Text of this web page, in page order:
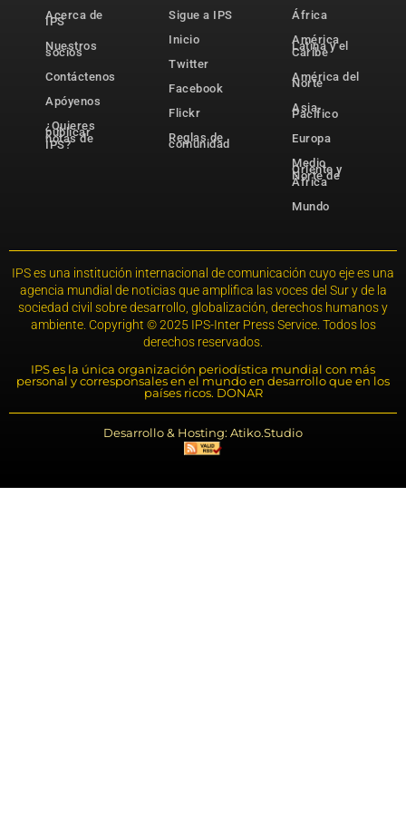
Acerca de
IPS
Nuestros
socios
Contáctenos
Apóyenos
¿Quieres
publicar
notas de
IPS?
Sigue a IPS
Inicio
Twitter
Facebook
Flickr
Reglas de
comunidad
África
América
Latina y el
Caribe
América del
Norte
Asia-
Pacífico
Europa
Medio
Oriente y
Norte de
África
Mundo
IPS es una institución internacional de comunicación cuyo eje es una
agencia mundial de noticias que amplifica las voces del Sur y de la
sociedad civil sobre desarrollo, globalización, derechos humanos y
ambiente. Copyright © 2025 IPS-Inter Press Service. Todos los
derechos reservados.
IPS es la única organización periodística mundial con más
personal y corresponsales en el mundo en desarrollo que en los
países ricos. DONAR
Desarrollo & Hosting: Atiko.Studio